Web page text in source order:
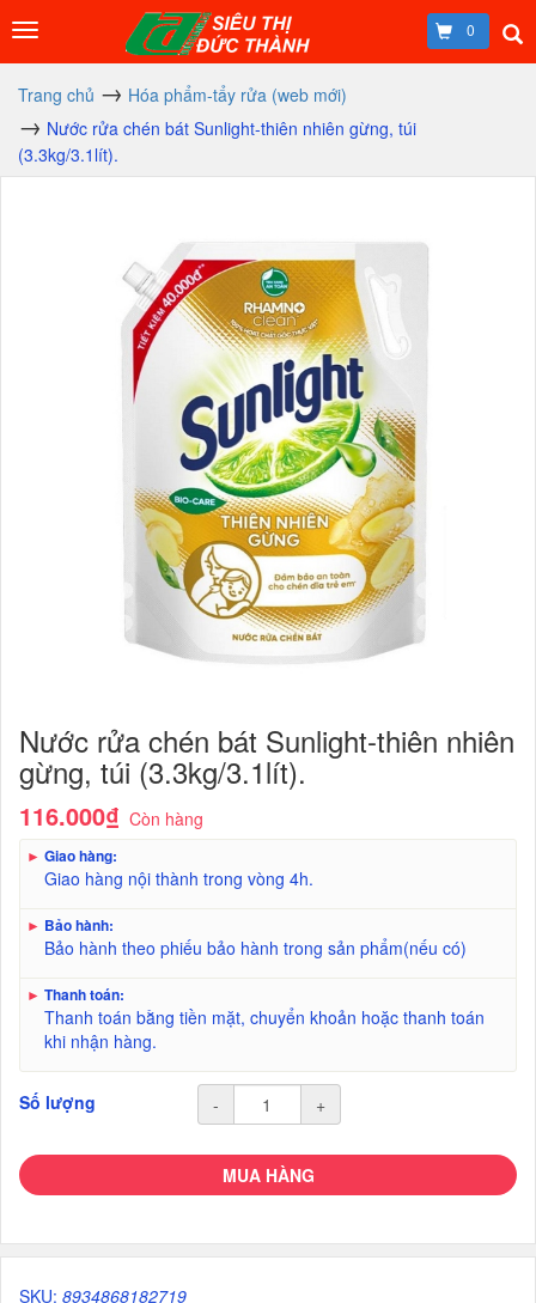
0
Trang chủ
Hóa phẩm-tẩy rửa (web mới)
Nước rửa chén bát Sunlight-thiên nhiên gừng, túi
(3.3kg/3.1lít).
Nước rửa chén bát Sunlight-thiên nhiên
gừng, túi (3.3kg/3.1lít).
116.000₫ Còn hàng
► Giao hàng:
Giao hàng nội thành trong vòng 4h.
► Bảo hành:
Bảo hành theo phiếu bảo hành trong sản phẩm(nếu có)
► Thanh toán:
Thanh toán bằng tiền mặt, chuyển khoản hoặc thanh toán
khi nhận hàng.
Số lượng - +
MUA HÀNG
SKU: 8934868182719